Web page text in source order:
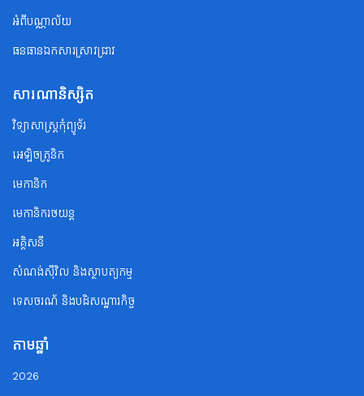
អំពីបណ្ណាល័យ
ធនធានឯកសារស្រាវជ្រាវ
សារណានិស្សិត
វិទ្យាសាស្ត្រកុំព្យូទ័រ
អេឡិចត្រូនិក
មេកានិក
មេកានិករថយន្ត
អគ្គិសនី
សំណង់ស៊ីវិល និងស្ថាបត្យកម្ម
ទេសចរណ័ និងបដិសណ្ឋារកិច្ច
តាមឆ្នាំ
2026